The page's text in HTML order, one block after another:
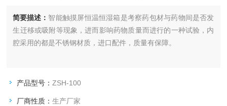
简要描述： 智能触摸屏恒温恒湿箱是考察药包材与药物间是否发
生迁移或吸附等现象，进而影响药物质量而进行的一种试验，内
腔采用的都是不锈钢材质，进口配件，质量有保障。
产品型号：ZSH-100
厂商性质：生产厂家